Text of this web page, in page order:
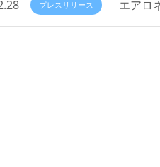
プレスリリース エアロ